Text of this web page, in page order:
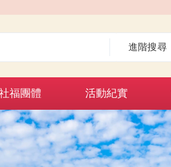
進階搜尋
福團體 活動紀實